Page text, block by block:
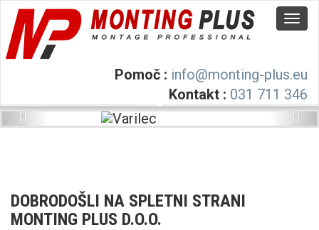
Pomoč : info@monting-plus.eu
Kontakt : 031 711 346
DOBRODOŠLI NA SPLETNI STRANI
MONTING PLUS D.O.O.